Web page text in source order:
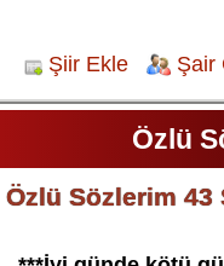
Şiir Ekle Şair
Özlü
Özlü Sözlerim 43